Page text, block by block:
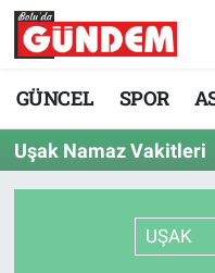
GÜNCEL SPOR
Uşak Namaz Vakitleri
UŞAK
Merkez Nöbetçi
Merkez Hava
Merkez Trafik
Süper Lig Puan